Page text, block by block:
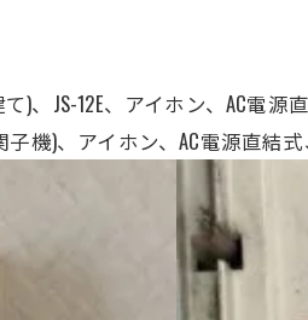
)、JS-12E、アイホン、AC電
子機)、アイホン、AC電源直結